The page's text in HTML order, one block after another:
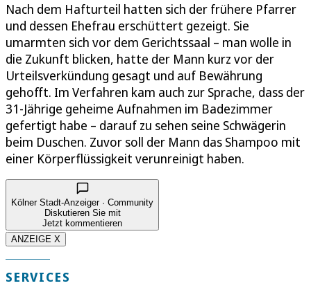
Nach dem Hafturteil hatten sich der frühere Pfarrer
und dessen Ehefrau erschüttert gezeigt. Sie
umarmten sich vor dem Gerichtssaal – man wolle in
die Zukunft blicken, hatte der Mann kurz vor der
Urteilsverkündung gesagt und auf Bewährung
gehofft. Im Verfahren kam auch zur Sprache, dass der
31-Jährige geheime Aufnahmen im Badezimmer
gefertigt habe – darauf zu sehen seine Schwägerin
beim Duschen. Zuvor soll der Mann das Shampoo mit
einer Körperflüssigkeit verunreinigt haben.
Kölner Stadt-Anzeiger · Community
Diskutieren Sie mit
Jetzt kommentieren
ANZEIGE X
SERVICES